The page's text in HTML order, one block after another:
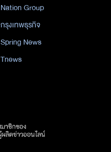
Nation Group
กรุงเทพธุรกิจ
Spring News
Tnews